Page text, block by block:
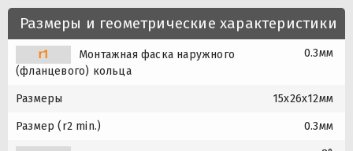
Размеры и геометрические характеристики
r1
Монтажная фаска наружного
(фланцевого) кольца
0.3мм
Размеры 15x26x12мм
Размер (r2 min.) 0.3мм